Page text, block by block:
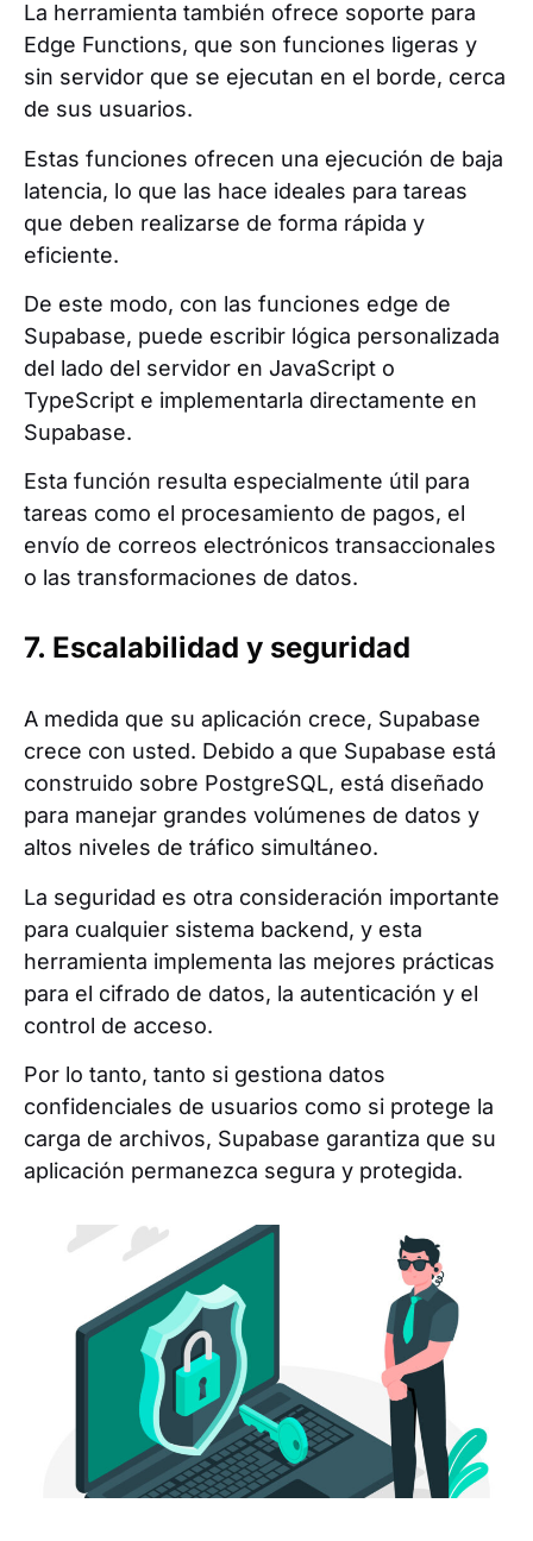
La herramienta también ofrece soporte para
Edge Functions, que son funciones ligeras y
sin servidor que se ejecutan en el borde, cerca
de sus usuarios.
Estas funciones ofrecen una ejecución de baja
latencia, lo que las hace ideales para tareas
que deben realizarse de forma rápida y
eficiente.
De este modo, con las funciones edge de
Supabase, puede escribir lógica personalizada
del lado del servidor en JavaScript o
TypeScript e implementarla directamente en
Supabase.
Esta función resulta especialmente útil para
tareas como el procesamiento de pagos, el
envío de correos electrónicos transaccionales
o las transformaciones de datos.
7. Escalabilidad y seguridad
A medida que su aplicación crece, Supabase
crece con usted. Debido a que Supabase está
construido sobre PostgreSQL, está diseñado
para manejar grandes volúmenes de datos y
altos niveles de tráfico simultáneo.
La seguridad es otra consideración importante
para cualquier sistema backend, y esta
herramienta implementa las mejores prácticas
para el cifrado de datos, la autenticación y el
control de acceso.
Por lo tanto, tanto si gestiona datos
confidenciales de usuarios como si protege la
carga de archivos, Supabase garantiza que su
aplicación permanezca segura y protegida.